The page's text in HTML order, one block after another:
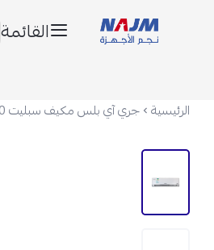
القائمة
الرئيسية